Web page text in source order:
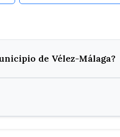
de Vélez-Málaga?